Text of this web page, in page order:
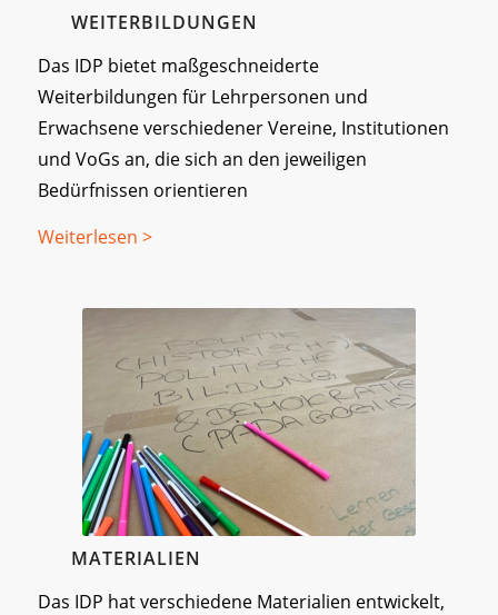
WEITERBILDUNGEN
Das IDP bietet maßgeschneiderte
Weiterbildungen für Lehrpersonen und
Erwachsene verschiedener Vereine, Institutionen
und VoGs an, die sich an den jeweiligen
Bedürfnissen orientieren
Weiterlesen >
MATERIALIEN
Das IDP hat verschiedene Materialien entwickelt,